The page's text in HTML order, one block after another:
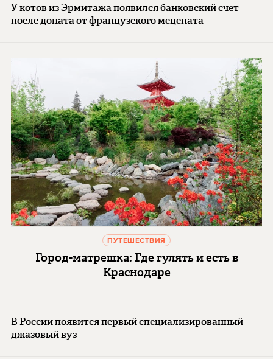
У котов из Эрмитажа появился банковский счет
после доната от французского мецената
ПУТЕШЕСТВИЯ
Город-матрешка: Где гулять и есть в
Краснодаре
В России появится первый специализированный
джазовый вуз